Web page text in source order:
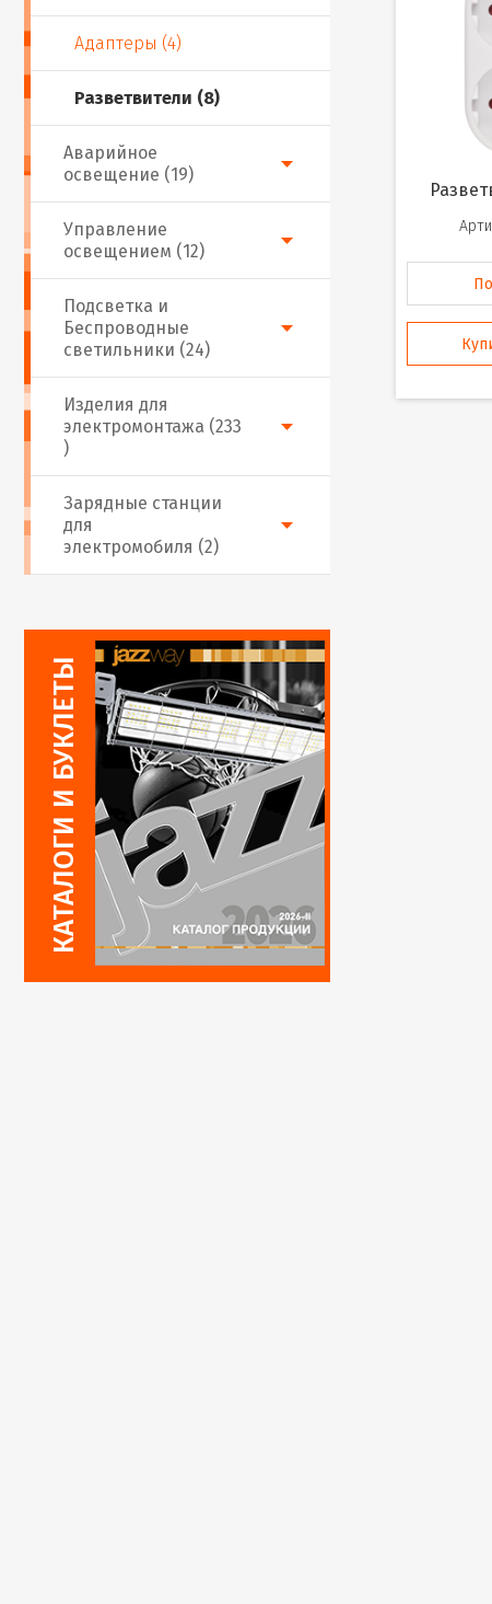
Аварийное
освещение (19)
Подсветка и
Беспроводные
светильники (24)
Изделия для
электромонтажа (233
)
Адаптеры (4)
Разветвители (8)
Управление
освещением (12)
Зарядные станции
для
электромобиля (2)